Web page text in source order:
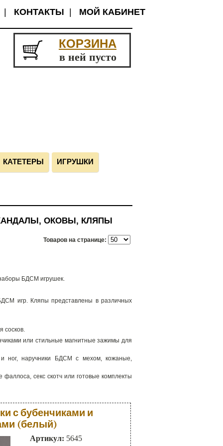
КОНТАКТЫ | МОЙ КАБИНЕТ
КОРЗИНА
в ней пусто
КАТЕТЕРЫ ИГРУШКИ
ОКОВЫ, КЛЯПЫ
Товаров на странице:
БДСМ игрушек.
игр. Кляпы представлены в различных
сосков.
или стильные магнитные зажимы для
ног, наручники БДСМ с мехом, кожаные,
секс скотч или готовые комплекты
с бубенчиками и
(белый)
Артикул: 5645